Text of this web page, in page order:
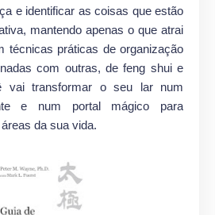
e identificar as coisas que estão
mantendo apenas o que atrai
técnicas práticas de organização
com outras, de feng shui e
vai transformar o seu lar num
e num portal mágico para
da sua vida.